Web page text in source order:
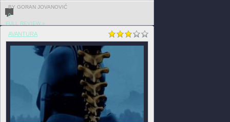
BY GORAN JOVANOVIĆ
0
FULL REVIEW »
AVANTURA